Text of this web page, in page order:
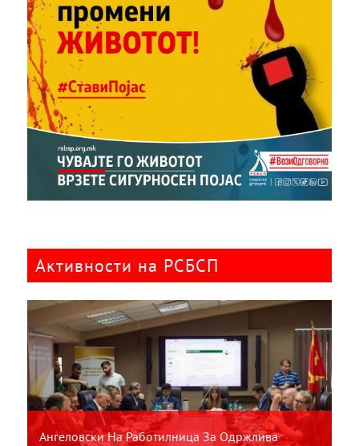
Активности на РСБСП
Ангеловски На Работилница За Одржлива